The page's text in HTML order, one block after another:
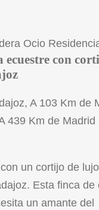
Ocio
ecuestre con
A 103 Km de
439 Km de Madrid
un cortijo de
Esta finca de
un amante del